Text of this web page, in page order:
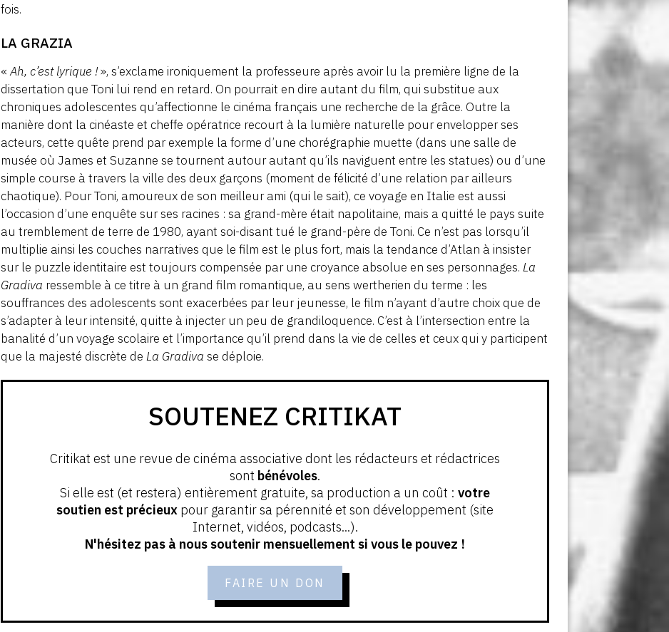
fois.
LA GRAZIA
«Ah, c’est lyrique !», s’exclame ironiquement la professeure après avoir lu la première ligne de la
dissertation que Toni lui rend en retard. On pourrait en dire autant du film, qui substitue aux
chroniques adolescentes qu’affectionne le cinéma français une recherche de la grâce. Outre la
manière dont la cinéaste et cheffe opératrice recourt à la lumière naturelle pour envelopper ses
acteurs, cette quête prend par exemple la forme d’une chorégraphie muette (dans une salle de
musée où James et Suzanne se tournent autour autant qu’ils naviguent entre les statues) ou d’une
simple course à travers la ville des deux garçons (moment de félicité d’une relation par ailleurs
chaotique). Pour Toni, amoureux de son meilleur ami (qui le sait), ce voyage en Italie est aussi
l’occasion d’une enquête sur ses racines : sa grand-mère était napolitaine, mais a quitté le pays suite
au tremblement de terre de 1980, ayant soi-disant tué le grand-père de Toni. Ce n’est pas lorsqu’il
multiplie ainsi les couches narratives que le film est le plus fort, mais la tendance d’Atlan à insister
sur le puzzle identitaire est toujours compensée par une croyance absolue en ses personnages.La
Gradiva ressemble à ce titre à un grand film romantique, au sens wertherien du terme : les
souffrances des adolescents sont exacerbées par leur jeunesse, le film n’ayant d’autre choix que de
s’adapter à leur intensité, quitte à injecter un peu de grandiloquence. C’est à l’intersection entre la
banalité d’un voyage scolaire et l’importance qu’il prend dans la vie de celles et ceux qui y participent
que la majesté discrète deLa Gradiva se déploie.
SOUTENEZ CRITIKAT
Critikat est une revue de cinéma associative dont les rédacteurs et rédactrices
sont bénévoles.
Si elle est (et restera) entièrement gratuite, sa production a un coût : votre
soutien est précieux pour garantir sa pérennité et son développement (site
Internet, vidéos, podcasts...).
N'hésitez pas à nous soutenir mensuellement si vous le pouvez !
FAIRE UN DON